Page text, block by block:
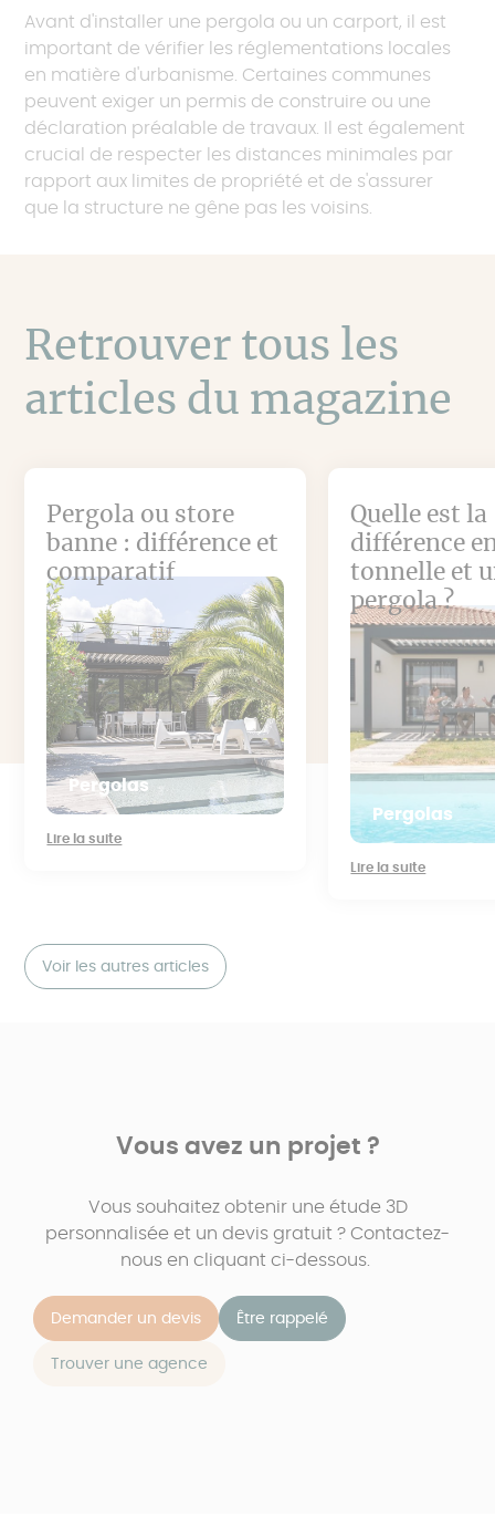
Avant d'installer une pergola ou un carport, il est
important de vérifier les réglementations locales
en matière d'urbanisme. Certaines communes
peuvent exiger un permis de construire ou une
déclaration préalable de travaux. Il est également
crucial de respecter les distances minimales par
rapport aux limites de propriété et de s'assurer
que la structure ne gêne pas les voisins.
Retrouver tous les
articles du magazine
Pergola ou store
banne : différence et
comparatif
Pergolas
Lire la suite
Quelle est la
différence
tonnelle et
pergola ?
Pergolas
Lire la suite
Voir les autres articles
Vous avez un projet ?
Vous souhaitez obtenir une étude 3D
personnalisée et un devis gratuit ? Contactez-
nous en cliquant ci-dessous.
Demander un devis Être rappelé
Trouver une agence